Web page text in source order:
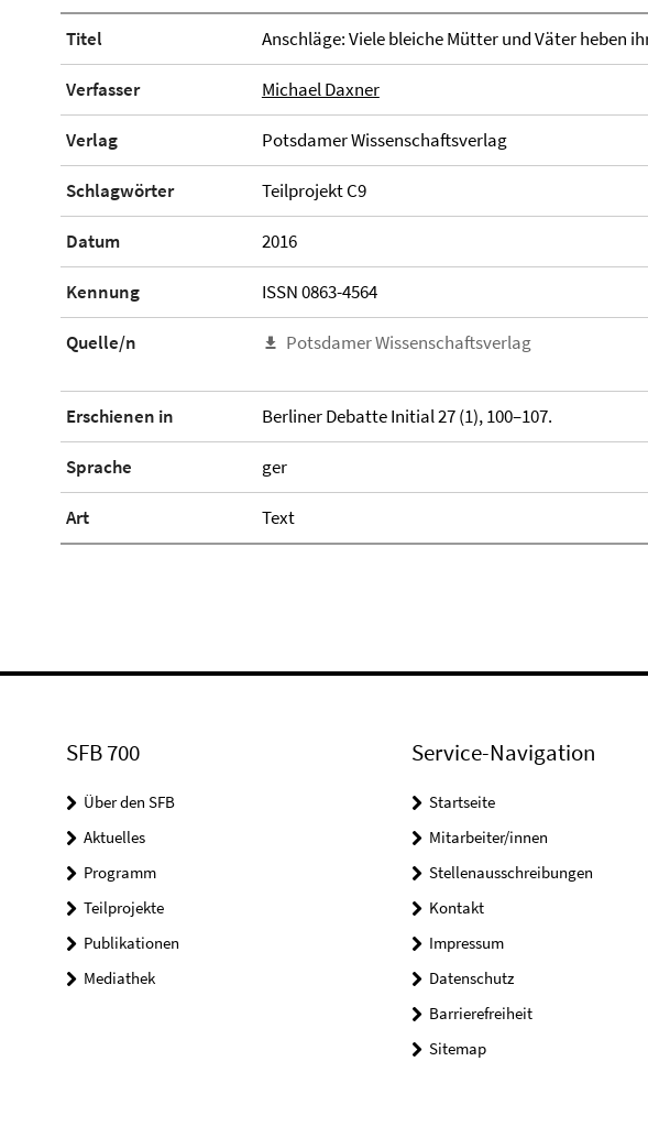
Titel Anschläge: Viele bleiche Mütter und Väter heben
Verfasser Michael Daxner
Verlag Potsdamer Wissenschaftsverlag
Schlagwörter Teilprojekt C9
Datum 2016
Kennung ISSN 0863-4564
Quelle/n Potsdamer Wissenschaftsverlag
Erschienen in Berliner Debatte Initial 27 (1), 100–107.
Sprache ger
Art Text
SFB 700
Über den SFB
Aktuelles
Programm
Teilprojekte
Publikationen
Mediathek
Service-Navigation
Startseite
Mitarbeiter/innen
Stellenausschreibungen
Kontakt
Impressum
Datenschutz
Barrierefreiheit
Sitemap